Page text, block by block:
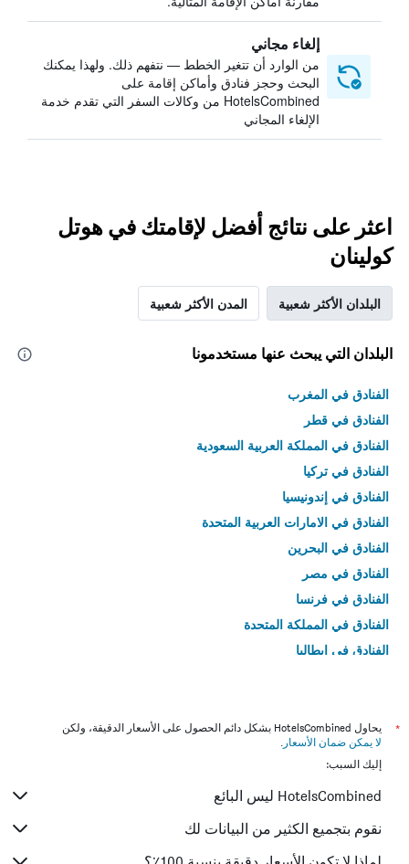
إلغاء مجاني
من الوارد أن تتغير الخطط — نتفهم ذلك. ولهذا يمكنك
البحث وحجز فنادق وأماكن إقامة على
HotelsCombined من وكالات السفر التي تقدم خدمة
الإلغاء المجاني
اعثر على نتائج أفضل لإقامتك في هوتل
كولينان
البلدان الأكثر شعبية المدن الأكثر شعبية
البلدان التي يبحث عنها مستخدمونا
الفنادق في المغرب
الفنادق في قطر
الفنادق في المملكة العربية السعودية
الفنادق في تركيا
الفنادق في إندونيسيا
الفنادق في الامارات العربية المتحدة
الفنادق في البحرين
الفنادق في مصر
الفنادق في فرنسا
الفنادق في المملكة المتحدة
الفنادق في إيطاليا
*
يحاول HotelsCombined بشكل دائم الحصول على الأسعار الدقيقة، ولكن
لا يمكن ضمان الأسعار .
إليك السبب:
HotelsCombined ليس البائع
نقوم بتجميع الكثير من البيانات لك